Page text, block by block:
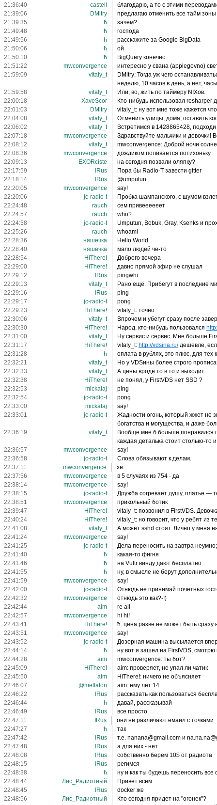
21:36:40
castell
благодарю, а то с этими
21:39:06
DMitry
предлагаю отменить все тайм
21:39:35
ħ
зачем?
21:49:48
ħ
господа
21:49:56
ħ
расскажите за Google BigData
21:50:06
ħ
ой
21:50:10
ħ
BigQuery конечно
21:51:22
mwconvergence
интересно у свана (applegovno)
21:59:09
vitaly_t
DMitry: Тогда уж чего
неделю, 10 часов в день, а нет,
21:59:58
vitaly_t
Или, во, жить по таймеру NIXов.
22:00:18
XaveScor
Кто-нибудь использовал resharper
22:01:03
DMitry
vitaly_t: ну вот мне тоже кажется
22:04:08
vitaly_t
Отменить улицы, дома, оставить
22:06:02
vitaly_t
Встретимся в 1428865428,
22:07:18
mwconvergence
Здравствуйте мальчики и девочки!
22:08:12
vitaly_t
mwconvergence: Доброй ночи
22:08:36
mwconvergence
дождиком поливается потихоньку
22:09:13
EXORciste
на сегодня позвали оляпку?
22:17:59
IRus
Пора бы Radio-T завести gitter
22:18:14
IRus
@umputun
22:20:05
mwconvergence
say!
22:20:06
jc-radio-t
Пробка шампанского, с шумом
22:24:48
rauch
сем привеееееет
22:24:57
rauch
who?
22:24:58
jc-radio-t
Umputun, Bobuk, Gray, Ksenks и
22:25:26
rauch
whoami
22:28:36
няшечка
Hello World
22:28:40
няшечка
мало людей че-то
22:28:54
HiThere!
Доброго вечера
22:29:00
HiThere!
давно прямой эфир не слушал
22:29:12
IRus
pingwhi
22:29:13
vitaly_t
Рано ещё. Прибегут в последние
22:29:16
IRus
ping
22:29:17
jc-radio-t
pong
22:29:23
HiThere!
vitaly_t: точно
22:30:06
vitaly_t
Впрочем и убегут сразу после
22:30:30
HiThere! Народ, кто-нибудь пользовался
22:31:00
vitaly_t
Ну сервис и сервис. Мне больше
22:31:17
HiThere! vitaly_t: http://vdsina.ru/дешевле,
22:31:28
ħ
оплата в рублях, это плюс, для тех
22:32:21
vitaly_t
Но у VDSины более строго
22:32:33
vitaly_t
А цены вроде то в то и выходит.
22:32:38
HiThere!
не понял, у FirstVDS нет SSD ?
22:32:53
mickalaj
ping
22:32:54
jc-radio-t
pong
22:33:00
mickalaj
say!
22:33:01
jc-radio-t
Жадности огонь, который жжет не
богатства и могущества, и даже
22:36:19
vitaly_t
Вообще мне б больше понравился
каждая деталька стоит столько-
22:36:57
mwconvergence
say!
22:36:58
jc-radio-t
Слова обязывают к делам.
22:37:11
mwconvergence
xe
22:37:56
mwconvergence
в 5 случаях из 754 - да
22:38:14
mwconvergence
say!
22:38:15
jc-radio-t
Дружба согревает душу, платье —
22:38:51
mwconvergence
прикольный ботик
22:39:47
HiThere!
vitaly_t: позвонил в FirstVDS.
22:40:24
HiThere!
vitaly_t: но говорит, что у ребят из
22:41:08
vitaly_t
А может sshd стоят. Лично у меня
22:41:24
mwconvergence
say!
22:41:25
jc-radio-t
Дела переносить на завтра
22:41:40
ħ
какая-то фигня
22:41:46
ħ
на Vultr винду дают бесплатно
22:41:55
ħ
ну, в смысле не берут
22:41:59
mwconvergence
say!
22:42:00
jc-radio-t
Отнюдь не принимай почетных
22:42:32
mwconvergence
отнюдь это как?-!)
22:42:44
aim
re all
22:42:57
mwconvergence
hi hi!
22:43:41
HiThere!
ħ: цена разве не может быть сразу
22:43:51
mwconvergence
say!
22:43:52
jc-radio-t
Дозорная машина высылается
22:44:14
ħ
ну вот я зашел на FirstVDS,
22:44:28
aim
mwconvergence: ты бот?
22:45:09
HiThere!
aim: проверяет, не упал ли чатик
22:45:50
aim
HiThere!: ничего не объясняет
22:46:07
@mellafon
aim: ему лет 14
22:46:22
IRus
рассказать как пользоваться
22:46:44
ħ
давай, рассказывай
22:46:49
IRus
все просто
22:47:11
IRus
они не различают емаил с точками
22:47:27
ħ
так
22:47:42
IRus
т.е. nanana@gmail.com и
22:47:48
IRus
а для них - нет
22:48:08
IRus
собственно берем 10$ от радиота
22:48:15
IRus
регимся
22:48:38
ħ
ну и как ты будешь переносить все
22:48:44
Лис_Радиотный
Привет всем.
22:48:45
IRus
docker же
22:48:56
Лис_Радиотный
Кто сегодня придет на "огонек"?